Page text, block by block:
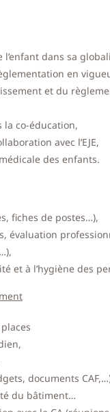
dans sa
en
et du
co-éducation,
avec l’EJE,
des enfants.
fiches de postes…),
évaluation
et à l’hygiène des
documents
du bâtiment…